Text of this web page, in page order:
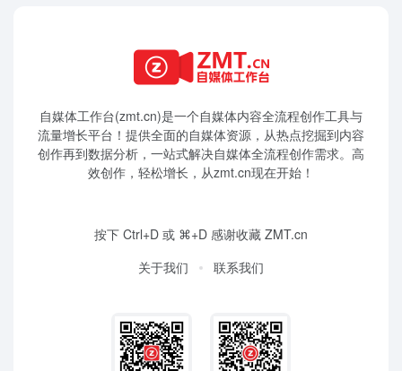
自媒体工作台(zmt.cn)是一个自媒体内容全流程创作工具与
流量增长平台！提供全面的自媒体资源，从热点挖掘到内容
创作再到数据分析，一站式解决自媒体全流程创作需求。高
效创作，轻松增长，从zmt.cn现在开始！
按下 Ctrl+D 或 ⌘+D 感谢收藏 ZMT.cn
关于我们
联系我们